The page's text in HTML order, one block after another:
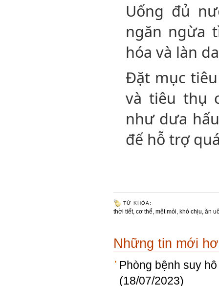
Uống đủ
ngăn ngừa
hóa và làn
Đặt mục
và tiêu thụ
như dưa
để hỗ trợ
TỪ KHÓA:
thời tiết, cơ thể, mệt mỏi, khó chịu, ăn
Những tin mới
Phòng bệnh suy
(18/07/2023)